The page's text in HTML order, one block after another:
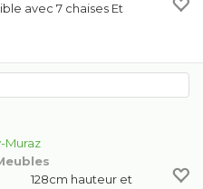
avec 7 chaises Et
Muraz
128cm hauteur et